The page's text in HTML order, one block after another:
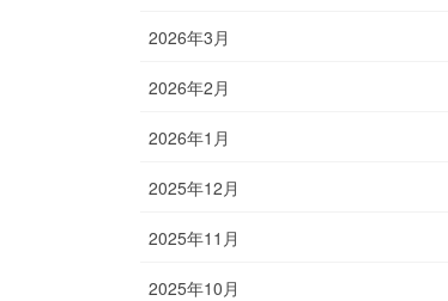
2026年3月
2026年2月
2026年1月
2025年12月
2025年11月
2025年10月